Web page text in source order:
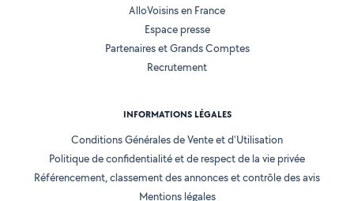
AlloVoisins en France
Espace presse
Partenaires et Grands Comptes
Recrutement
INFORMATIONS LÉGALES
Conditions Générales de Vente et d'Utilisation
Politique de confidentialité et de respect de la vie privée
Référencement, classement des annonces et contrôle des avis
Mentions légales